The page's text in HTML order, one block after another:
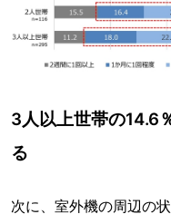
3人以上世帯の14.6
る
次に、室外機の周辺の